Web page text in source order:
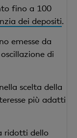
fino a 100
dei depositi.
emesse da
di
scelta della
più adatti
ridotti dello